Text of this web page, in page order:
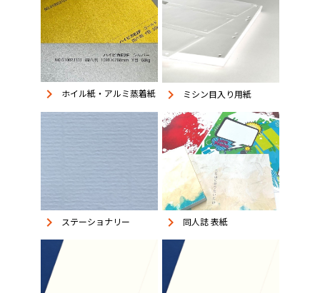
keyboard_arrow_right ホイル紙・アルミ蒸着紙 keyboard_arrow_right ミシン目入り用紙
keyboard_arrow_right ステーショナリー keyboard_arrow_right 同人誌 表紙